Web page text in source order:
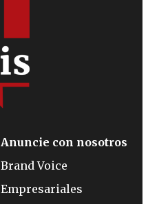
Anuncie con nosotros
Brand Voice
Empresariales